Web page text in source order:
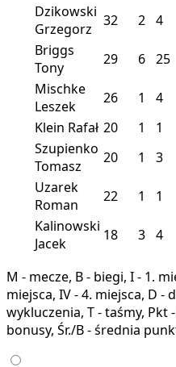
Dzikowski
Grzegorz
32 2 4
Briggs
Tony
29 6 25
Mischke
Leszek
26 1 4
Klein Rafał 20 1 1
Szupienko
Tomasz
20 1 3
Uzarek
Roman
22 1 1
Kalinowski
Jacek
18 3 4
M - mecze, B - biegi, I - 1.
miejsca, IV - 4. miejsca, D -
wykluczenia, T - taśmy, Pkt
bonusy, Śr./B - średnia